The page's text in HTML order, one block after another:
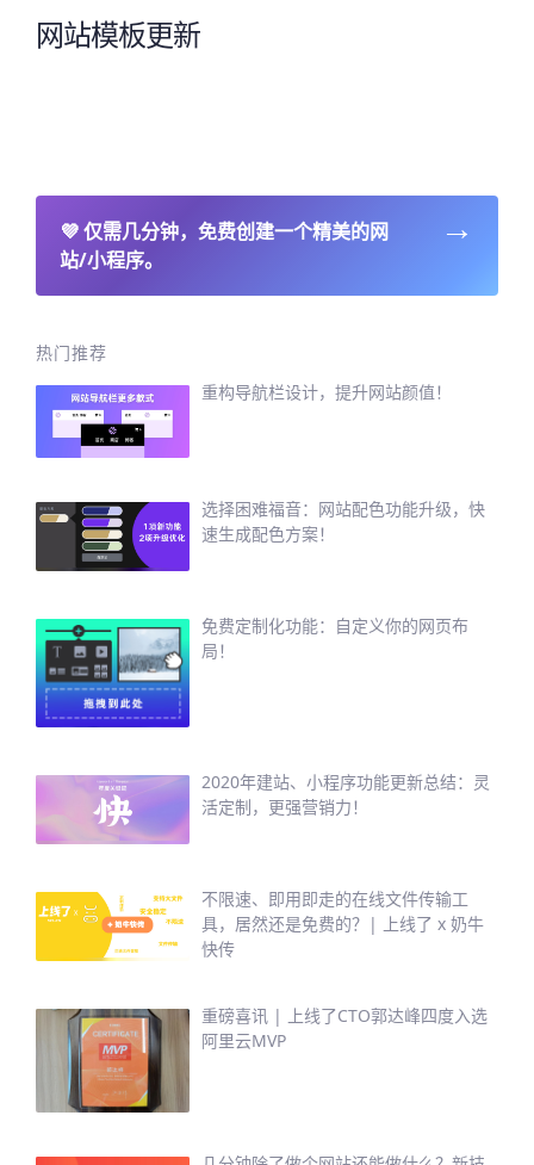
网站模板更新
💜仅需几分钟，免费创建一个精美的网
站/小程序。
→
热门推荐
重构导航栏设计，提升网站颜值！
选择困难福音：网站配色功能升级，快
速生成配色方案！
免费定制化功能：自定义你的网页布
局！
2020年建站、小程序功能更新总结：灵
活定制，更强营销力！
不限速、即用即走的在线文件传输工
具，居然还是免费的？| 上线了 x 奶牛
快传
重磅喜讯 | 上线了CTO郭达峰四度入选
阿里云MVP